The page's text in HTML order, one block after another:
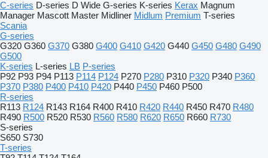
C-series D-series D Wide G-series K-series Kerax Magnum
Manager Mascott Master Midliner Midlum Premium T-series
Scania
G-series
G320 G360 G370 G380 G400 G410 G420 G440 G450 G480 G490
G500
K-series L-series LB P-series
P92 P93 P94 P113 P114 P124 P270 P280 P310 P320 P340 P360
P370 P380 P400 P410 P420 P440 P450 P460 P500
R-series
R113 R124 R143 R164 R400 R410 R420 R440 R450 R470 R480
R490 R500 R520 R530 R560 R580 R620 R650 R660 R730
S-series
S650 S730
T-series